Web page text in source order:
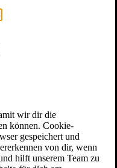
wir dir die
können. Cookie-
gespeichert und
von dir, wenn
hilft unserem Team zu